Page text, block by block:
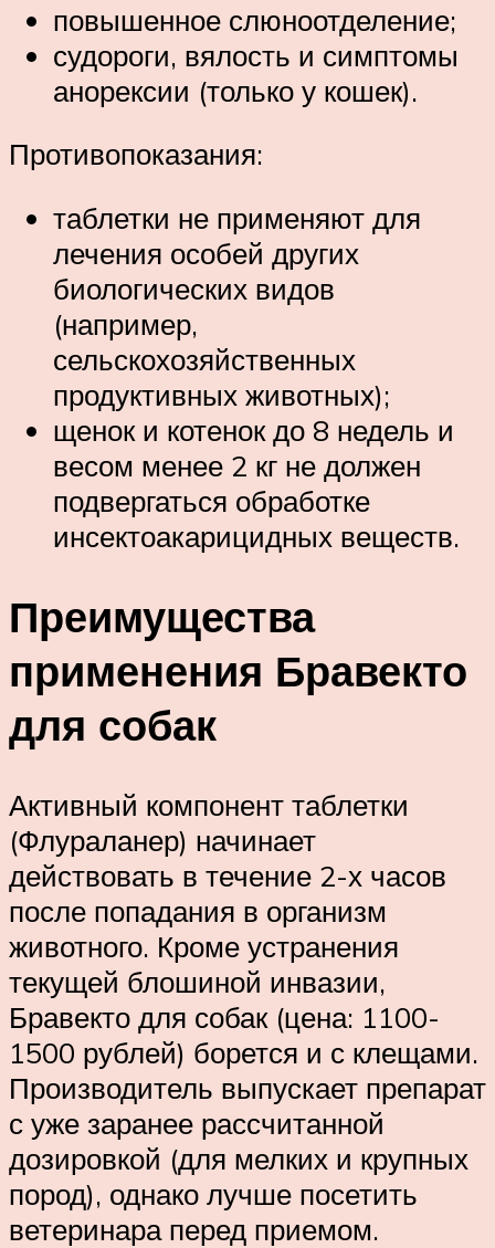
повышенное слюноотделение;
судороги, вялость и симптомы
анорексии (только у кошек).
Противопоказания:
таблетки не применяют для
лечения особей других
биологических видов
(например,
сельскохозяйственных
продуктивных животных);
щенок и котенок до 8 недель и
весом менее 2 кг не должен
подвергаться обработке
инсектоакарицидных веществ.
Преимущества
применения Бравекто
для собак
Активный компонент таблетки
(Флураланер) начинает
действовать в течение 2-х часов
после попадания в организм
животного. Кроме устранения
текущей блошиной инвазии,
Бравекто для собак (цена: 1100-
1500 рублей) борется и с клещами.
Производитель выпускает препарат
с уже заранее рассчитанной
дозировкой (для мелких и крупных
пород), однако лучше посетить
ветеринара перед приемом.